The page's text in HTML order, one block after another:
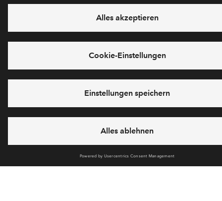
Verpassen Sie zu diesem Wohnprojekt keine Neuigkeiten
mehr! Wir halten Sie auf dem Laufenden – mit unserem
Möchten Sie wissen, was wir mit Ihren Daten machen? Klicken Sie hier
Datenschutzerklärung
Sie haben eine Frage? Dann rufen Sie uns gerne an (+49 69
oder hinterlassen Sie eine Nachricht über das
Formular: